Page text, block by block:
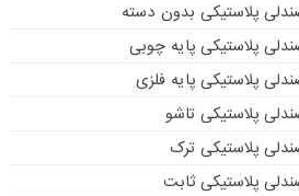
پلاستیکی بدون دسته
پلاستیکی پایه چوبی
پلاستیکی پایه فلزی
پلاستیکی تاشو
پلاستیکی ترک
پلاستیکی ثابت